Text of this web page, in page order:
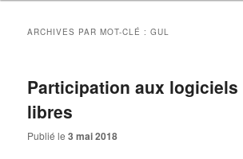
ARCHIVES PAR MOT-CLÉ :GUL
Participation aux logiciels
libres
Publié le3 mai 2018